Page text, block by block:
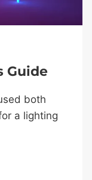
Guide
both
a lighting